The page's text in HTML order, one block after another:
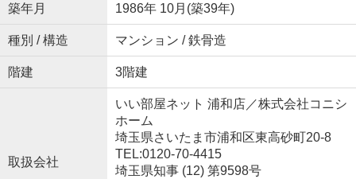
築年月 1986年 10月(築39年)
種別 / 構造 マンション / 鉄骨造
階建 3階建
取扱会社
いい部屋ネット 浦和店／株式会社コニシ
ホーム
埼玉県さいたま市浦和区東高砂町20-8
TEL:0120-70-4415
埼玉県知事 (12) 第9598号